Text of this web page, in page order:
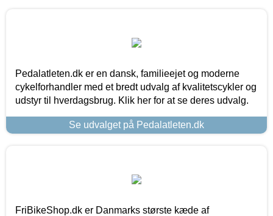
Pedalatleten.dk er en dansk, familieejet og moderne
cykelforhandler med et bredt udvalg af kvalitetscykler og
udstyr til hverdagsbrug. Klik her for at se deres udvalg.
Se udvalget på Pedalatleten.dk
FriBikeShop.dk er Danmarks største kæde af